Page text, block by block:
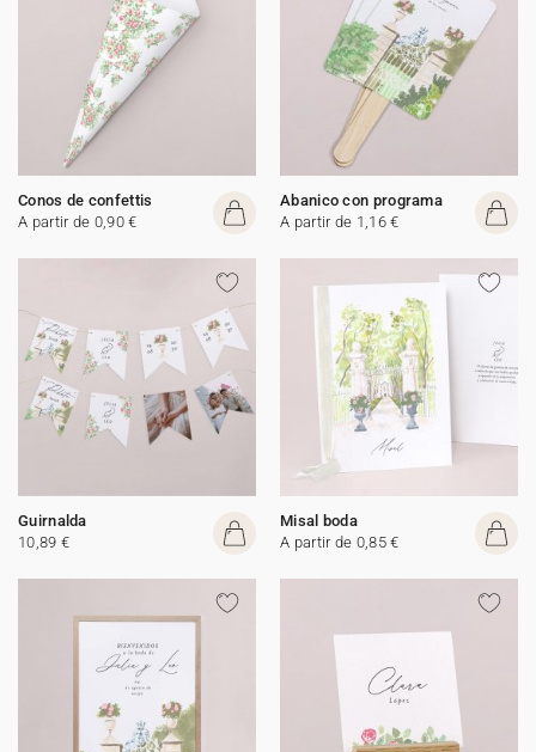
Conos de confettis
A partir de 0,90 €
Abanico con programa
A partir de 1,16 €
Guirnalda
10,89 €
Misal boda
A partir de 0,85 €